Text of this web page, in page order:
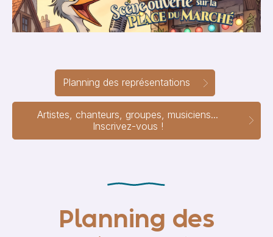
Planning des représentations
Artistes, chanteurs, groupes, musiciens...
Inscrivez-vous !
Planning des